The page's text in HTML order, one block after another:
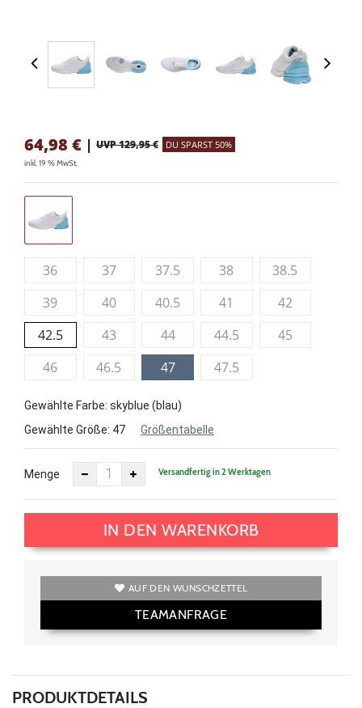
64,98 € | UVP 129,95 € DU SPARST 50%
inkl. 19 % MwSt.
36 37 37.5 38
38.5
39
40 40.5 41
42
42.5
43 44 44.5
45
46
46.5 47 47.5
Gewählte Farbe: skyblue (blau)
Gewählte Größe: 47 Größentabelle
Menge Versandfertig in 2 Werktagen
IN DEN WARENKORB
AUF DEN WUNSCHZETTEL
TEAMANFRAGE
PRODUKTDETAILS